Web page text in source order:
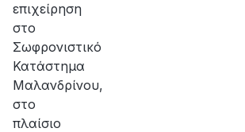
επιχείρηση
στο
Σωφρονιστικό
Κατάστημα
Μαλανδρίνου,
στο
πλαίσιο